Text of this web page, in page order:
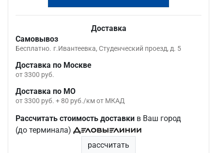
Доставка
Самовывоз
Бесплатно. г.Ивантеевка, Студенческий проезд, д. 5
Доставка по Москве
от 3300 руб.
Доставка по МО
от 3300 руб. + 80 руб./км от МКАД
Рассчитать стоимость доставки в Ваш город
(до терминала)
рассчитать